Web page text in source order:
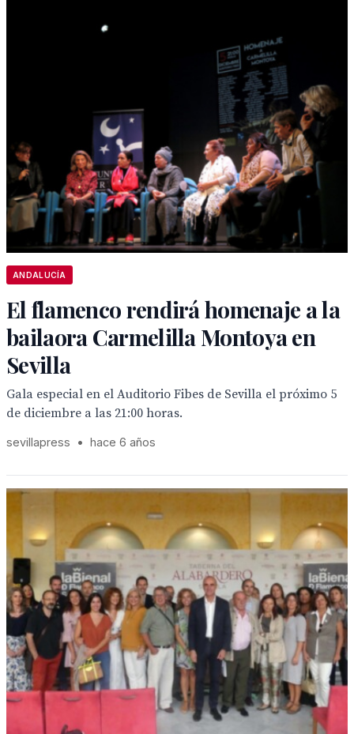
ANDALUCÍA
El flamenco rendirá homenaje a la
bailaora Carmelilla Montoya en
Sevilla
Gala especial en el Auditorio Fibes de Sevilla el próximo 5
de diciembre a las 21:00 horas.
sevillapress • hace 6 años